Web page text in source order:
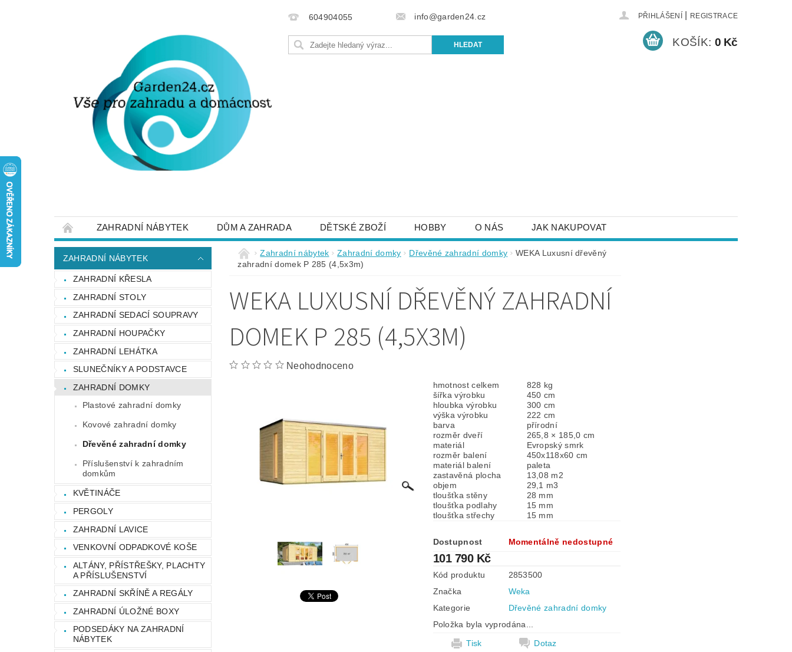
604904055 info@garden24.cz PŘIHLÁŠENÍ REGISTRACE
KOŠÍK: 0 Kč
ZAHRADNÍ NÁBYTEK DŮM A ZAHRADA DĚTSKÉ ZBOŽÍ HOBBY O NÁS JAK NAKUPOVAT
STRUČNĚ O DOPRAVĚ A PLATBĚ NAPIŠTE NÁM OBCHODNÍ PODMÍNKY KONTAKTY NEJČASTĚJŠÍ DOTAZY
OCHRANA OSOBNÍCH ÚDAJŮ
ZAHRADNÍ NÁBYTEK
ZAHRADNÍ KŘESLA
ZAHRADNÍ STOLY
ZAHRADNÍ SEDACÍ SOUPRAVY
ZAHRADNÍ HOUPAČKY
ZAHRADNÍ LEHÁTKA
SLUNEČNÍKY A PODSTAVCE
ZAHRADNÍ DOMKY
Plastové zahradní domky
Kovové zahradní domky
Dřevěné zahradní domky
Příslušenství k zahradním
domkům
KVĚTINÁČE
PERGOLY
ZAHRADNÍ LAVICE
VENKOVNÍ ODPADKOVÉ KOŠE
ALTÁNY, PŘÍSTŘEŠKY, PLACHTY
A PŘÍSLUŠENSTVÍ
ZAHRADNÍ SKŘÍNĚ A REGÁLY
ZAHRADNÍ ÚLOŽNÉ BOXY
PODSEDÁKY NA ZAHRADNÍ
NÁBYTEK
Zahradní nábytek Zahradní domky Dřevěné zahradní domky
WEKA Luxusní dřevěný
zahradní domek P 285 (4,5x3m)
WEKA LUXUSNÍ DŘEVĚNÝ ZAHRADNÍ
DOMEK P 285 (4,5X3M)
Neohodnoceno
hmotnost celkem
828 kg
šířka výrobku
450 cm
hloubka výrobku
300 cm
výška výrobku
222 cm
barva
přírodní
rozměr dveří
265,8 × 185,0 cm
materiál
Evropský smrk
rozměr balení
450x118x60 cm
materiál balení
paleta
zastavěná plocha
13,08 m2
objem
29,1 m3
tloušťka stěny
28 mm
tloušťka podlahy
15 mm
tloušťka střechy
15 mm
Dostupnost Momentálně nedostupné
101 790 Kč
Kód produktu
2853500
Značka
Weka
Kategorie
Dřevěné zahradní domky
Položka byla vyprodána...
Tisk
Dotaz